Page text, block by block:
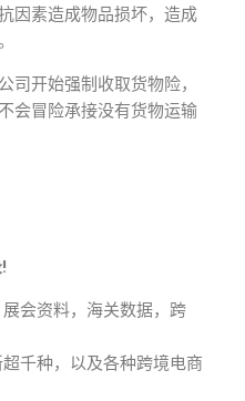
因素造成物品损坏，造成
司开始强制收取货物险，
会冒险承接没有货物运输
会资料，海关数据，跨
千种，以及各种跨境电商